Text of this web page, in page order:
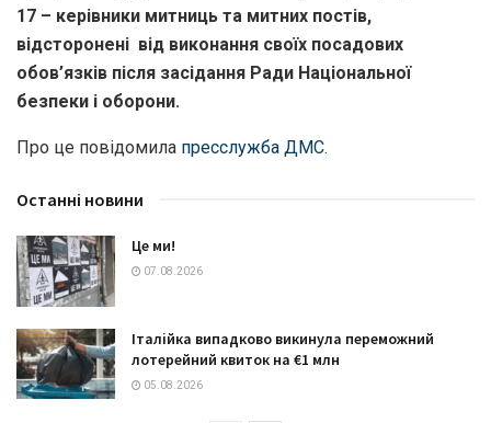
17 – керівники митниць та митних постів,
відсторонені від виконання своїх посадових
обов’язків після засідання Ради Національної
безпеки і оборони.
Про це повідомила пресслужба ДМС.
Останні новини
Це ми!
07.08.2026
Італійка випадково викинула переможний
лотерейний квиток на €1 млн
05.08.2026